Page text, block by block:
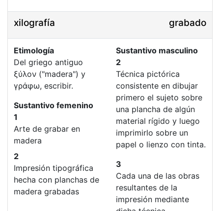
xilografía grabado
Etimología
Del griego antiguo
ξύλον ("madera") y
γράφω, escribir.
Sustantivo femenino
1
Arte de grabar en
madera
2
Impresión tipográfica
hecha con planchas de
madera grabadas
Sustantivo masculino
2
Técnica pictórica
consistente en dibujar
primero el sujeto sobre
una plancha de algún
material rígido y luego
imprimirlo sobre un
papel o lienzo con tinta.
3
Cada una de las obras
resultantes de la
impresión mediante